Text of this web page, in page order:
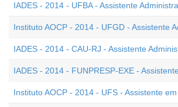
IADES - 2014 - UFBA - Assistente
Instituto AOCP - 2014 - UFGD - Assistente
IADES - 2014 - CAU-RJ - Assistente
IADES - 2014 - FUNPRESP-EXE -
Instituto AOCP - 2014 - UFS - Assistente